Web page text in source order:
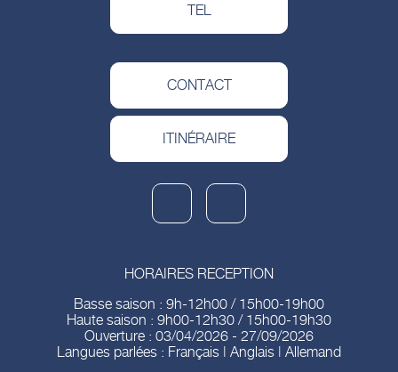
TEL
CONTACT
ITINÉRAIRE
HORAIRES RECEPTION
Basse saison : 9h-12h00 / 15h00-19h00
Haute saison : 9h00-12h30 / 15h00-19h30
Ouverture : 03/04/2026 - 27/09/2026
Langues parlées : Français | Anglais | Allemand